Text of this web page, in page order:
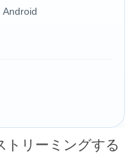
Android
トリーミングする